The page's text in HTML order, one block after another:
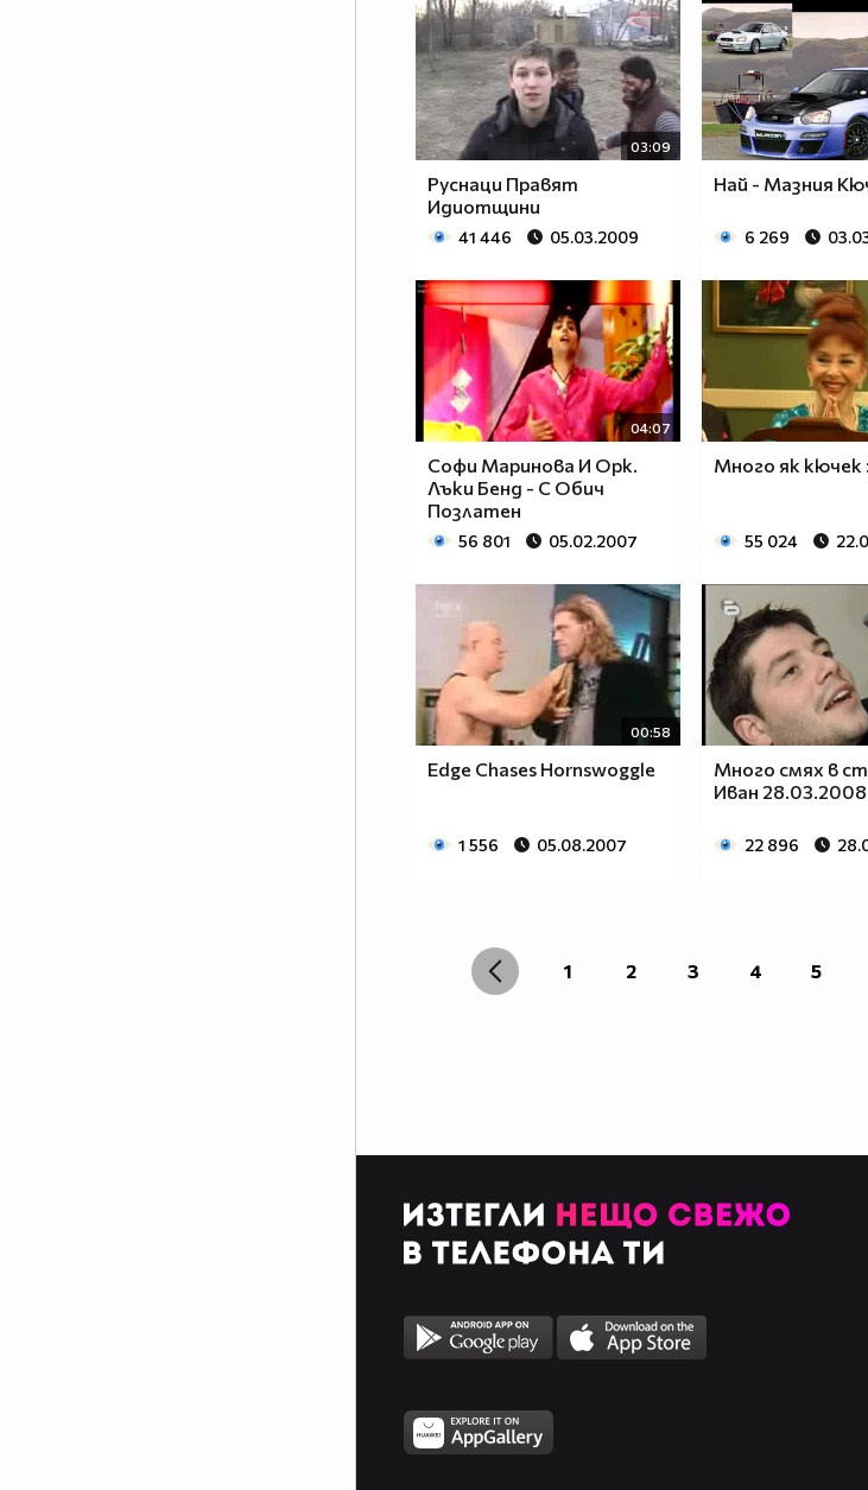
03:09
Руснаци Правят
Идиотщини
41 446 05.03.2009
Най - Мазния
6 269
04:07
Софи Маринова И Орк.
Лъки Бенд - С Обич
Позлатен
56 801 05.02.2007
Много як кючек
55 024
00:58
Edge Chases Hornswoggle
1 556 05.08.2007
Много смях в
Иван
22 896
1 2 3 4 5